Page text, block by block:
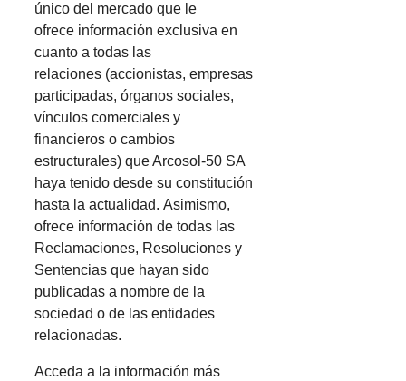
único del mercado que le
ofrece información exclusiva en
cuanto a todas las
relaciones (accionistas, empresas
participadas, órganos sociales,
vínculos comerciales y
financieros o cambios
estructurales) que Arcosol-50 SA
haya tenido desde su constitución
hasta la actualidad. Asimismo,
ofrece información de todas las
Reclamaciones, Resoluciones y
Sentencias que hayan sido
publicadas a nombre de la
sociedad o de las entidades
relacionadas.
Acceda a la información más